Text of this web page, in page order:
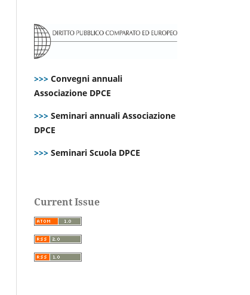
>>> Convegni annuali
Associazione DPCE
>>> Seminari annuali Associazione
DPCE
>>> Seminari Scuola DPCE
Current Issue